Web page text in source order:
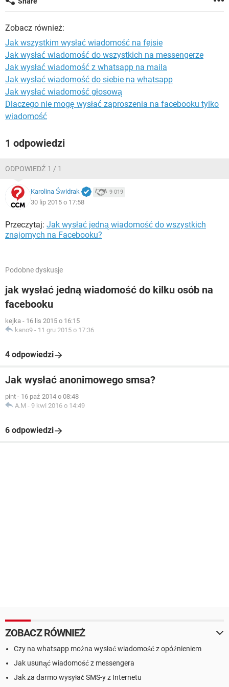
WINDOWS 10
Zobacz również:
Jak wszystkim wysłać wiadomość na fejsie
Jak wysłać wiadomość do wszystkich na messengerze
Jak wysłać wiadomość z whatsapp na maila
Jak wysłać wiadomość do siebie na whatsapp
Jak wysłać wiadomość głosową
Dlaczego nie mogę wysłać zaproszenia na facebooku tylko
wiadomość
1 odpowiedzi
ODPOWIEDŹ 1 / 1
Karolina Świdrak 9 019
30 lip 2015 o 17:58
Przeczytaj: Jak wysłać jedną wiadomość do wszystkich
znajomych na Facebooku?
Podobne dyskusje
jak wysłać jedną wiadomość do kilku osób na
facebooku
kejka - 16 lis 2015 o 16:15
kano9 - 11 gru 2015 o 17:36
4 odpowiedzi
Jak wysłać anonimowego smsa?
pint - 16 paź 2014 o 08:48
A.M - 9 kwi 2016 o 14:49
6 odpowiedzi
ZOBACZ RÓWNIEŻ
Czy na whatsapp można wysłać wiadomość z opóźnieniem
Jak usunąć wiadomość z messengera
Jak za darmo wysyłać SMS-y z Internetu